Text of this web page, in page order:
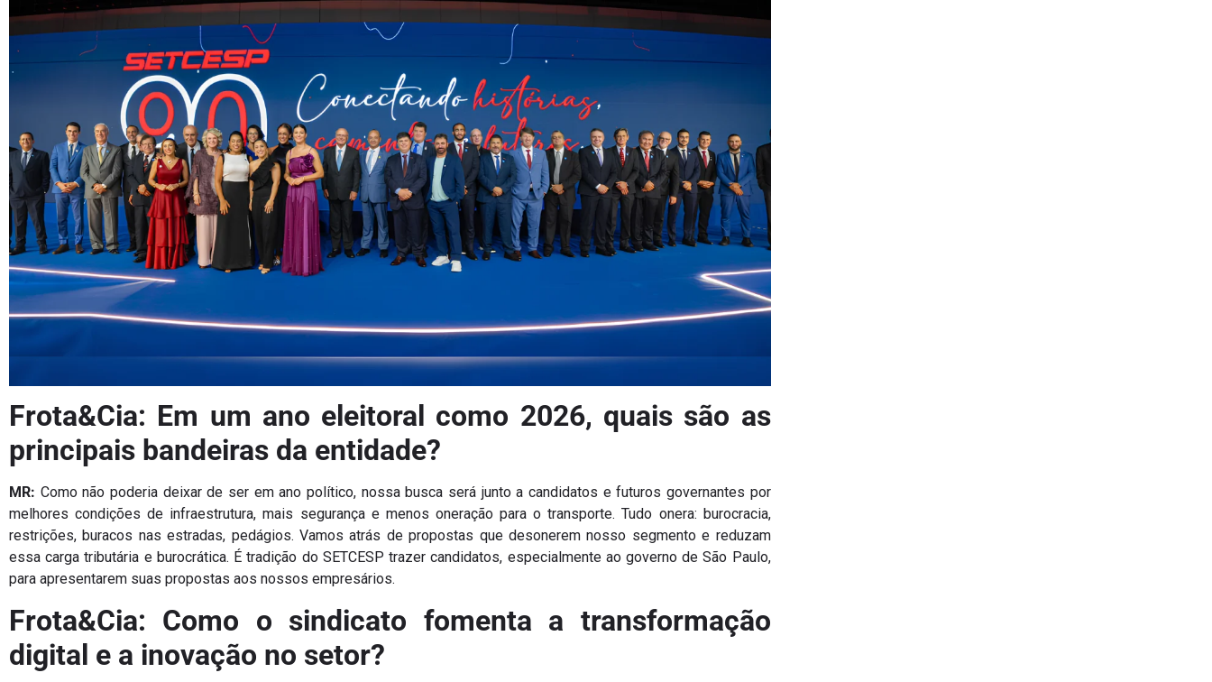
Frota&Cia: Em um ano eleitoral como 2026, quais são as
principais bandeiras da entidade?
MR: Como não poderia deixar de ser em ano político, nossa busca será junto a candidatos e futuros governantes por
melhores condições de infraestrutura, mais segurança e menos oneração para o transporte. Tudo onera: burocracia,
restrições, buracos nas estradas, pedágios. Vamos atrás de propostas que desonerem nosso segmento e reduzam
essa carga tributária e burocrática. É tradição do SETCESP trazer candidatos, especialmente ao governo de São Paulo,
para apresentarem suas propostas aos nossos empresários.
Frota&Cia: Como o sindicato fomenta a transformação
digital e a inovação no setor?